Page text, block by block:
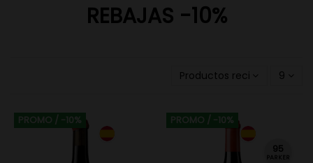
REBAJAS -10%
Productos recientemente
9
PROMO / -10% PROMO / -10%
95
PARKER